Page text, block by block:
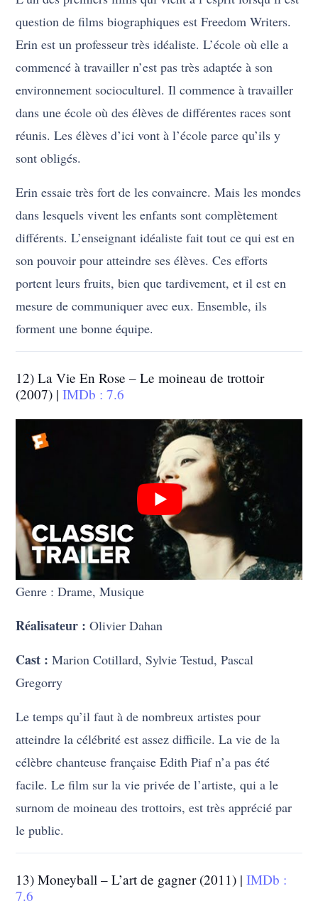
question de films biographiques est Freedom Writers.
Erin est un professeur très idéaliste. L’école où elle a
commencé à travailler n’est pas très adaptée à son
environnement socioculturel. Il commence à travailler
dans une école où des élèves de différentes races sont
réunis. Les élèves d’ici vont à l’école parce qu’ils y
sont obligés.
Erin essaie très fort de les convaincre. Mais les mondes
dans lesquels vivent les enfants sont complètement
différents. L’enseignant idéaliste fait tout ce qui est en
son pouvoir pour atteindre ses élèves. Ces efforts
portent leurs fruits, bien que tardivement, et il est en
mesure de communiquer avec eux. Ensemble, ils
forment une bonne équipe.
12) La Vie En Rose – Le moineau de trottoir
(2007) |IMDb : 7.6
Genre : Drame, Musique
Réalisateur :Olivier Dahan
Cast :Marion Cotillard, Sylvie Testud, Pascal
Gregorry
Le temps qu’il faut à de nombreux artistes pour
atteindre la célébrité est assez difficile. La vie de la
célèbre chanteuse française Edith Piaf n’a pas été
facile. Le film sur la vie privée de l’artiste, qui a le
surnom de moineau des trottoirs, est très apprécié par
le public.
13) Moneyball – L’art de gagner (2011) |IMDb :
7.6